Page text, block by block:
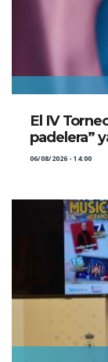
El IV
padelera”
06/08/2026 - 14:00